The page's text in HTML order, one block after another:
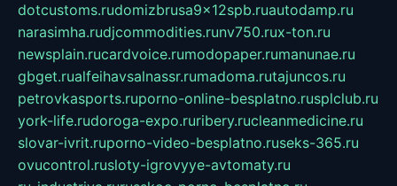
dotcustoms.rudomizbrusa9x12spb.ruautodamp.ru
narasimha.rudjcommodities.runv750.rux-ton.ru
newsplain.rucardvoice.rumodopaper.rumanunae.ru
gbget.rualfeihavsalnassr.rumadoma.rutajuncos.ru
petrovkasports.ruporno-online-besplatno.rusplclub.ru
york-life.rudoroga-expo.ruribery.rucleanmedicine.ru
slovar-ivrit.ruporno-video-besplatno.ruseks-365.ru
ovucontrol.rusloty-igrovyye-avtomaty.ru